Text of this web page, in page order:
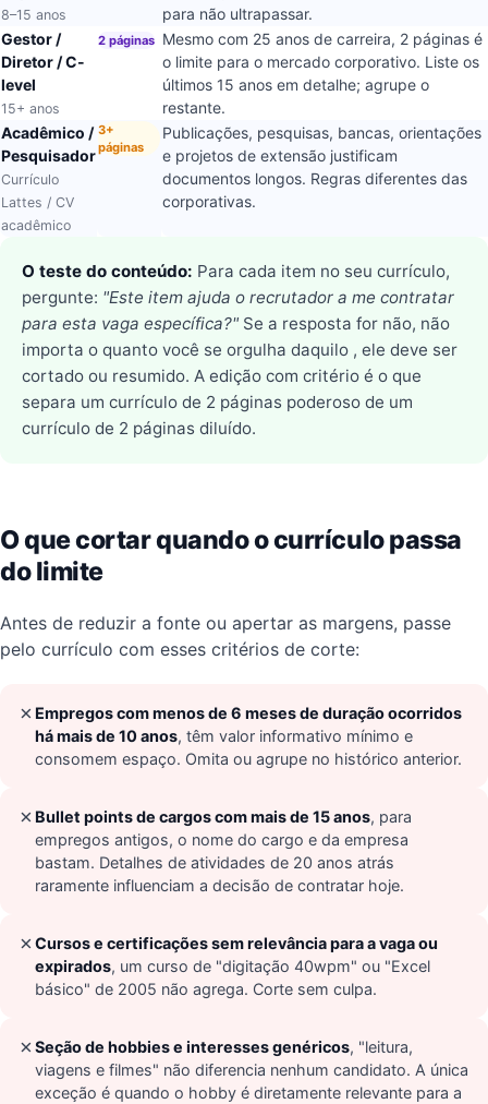
8–15 anos
para não ultrapassar.
Gestor /
Diretor / C-
level
15+ anos
2 páginas Mesmo com 25 anos de carreira, 2 páginas é
o limite para o mercado corporativo. Liste os
últimos 15 anos em detalhe; agrupe o
restante.
Acadêmico /
Pesquisador
Currículo
Lattes / CV
acadêmico
3+
páginas
Publicações, pesquisas, bancas, orientações
e projetos de extensão justificam
documentos longos. Regras diferentes das
corporativas.
O teste do conteúdo: Para cada item no seu currículo,
pergunte: "Este item ajuda o recrutador a me contratar
para esta vaga específica?" Se a resposta for não, não
importa o quanto você se orgulha daquilo , ele deve ser
cortado ou resumido. A edição com critério é o que
separa um currículo de 2 páginas poderoso de um
currículo de 2 páginas diluído.
O que cortar quando o currículo passa
do limite
Antes de reduzir a fonte ou apertar as margens, passe
pelo currículo com esses critérios de corte:
✗ Empregos com menos de 6 meses de duração ocorridos
há mais de 10 anos, têm valor informativo mínimo e
consomem espaço. Omita ou agrupe no histórico anterior.
✗ Bullet points de cargos com mais de 15 anos, para
empregos antigos, o nome do cargo e da empresa
bastam. Detalhes de atividades de 20 anos atrás
raramente influenciam a decisão de contratar hoje.
✗Cursos e certificações sem relevância para a vaga ou
expirados, um curso de "digitação 40wpm" ou "Excel
básico" de 2005 não agrega. Corte sem culpa.
✗Seção de hobbies e interesses genéricos, "leitura,
viagens e filmes" não diferencia nenhum candidato. A única
exceção é quando o hobby é diretamente relevante para a